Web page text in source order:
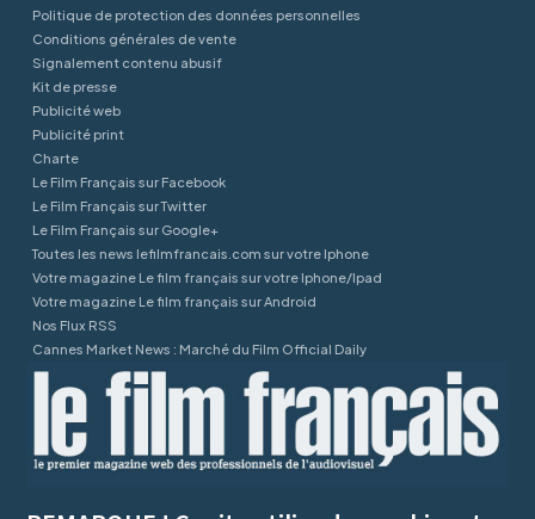
Politique de protection des données personnelles
Conditions générales de vente
Signalement contenu abusif
Kit de presse
Publicité web
Publicité print
Charte
Le Film Français sur Facebook
Le Film Français sur Twitter
Le Film Français sur Google+
Toutes les news lefilmfrancais.com sur votre Iphone
Votre magazine Le film français sur votre Iphone/Ipad
Votre magazine Le film français sur Android
Nos Flux RSS
Cannes Market News : Marché du Film Official Daily